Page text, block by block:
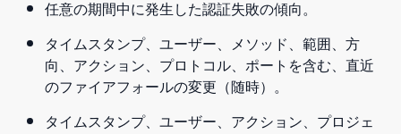
任意の期間中に発生した認証失敗の傾向。
タイムスタンプ、ユーザー、メソッド、範囲、方
向、アクション、プロトコル、ポートを含む、直近
のファイアフォールの変更（随時）。
タイムスタンプ、ユーザー、アクション、プロジェ